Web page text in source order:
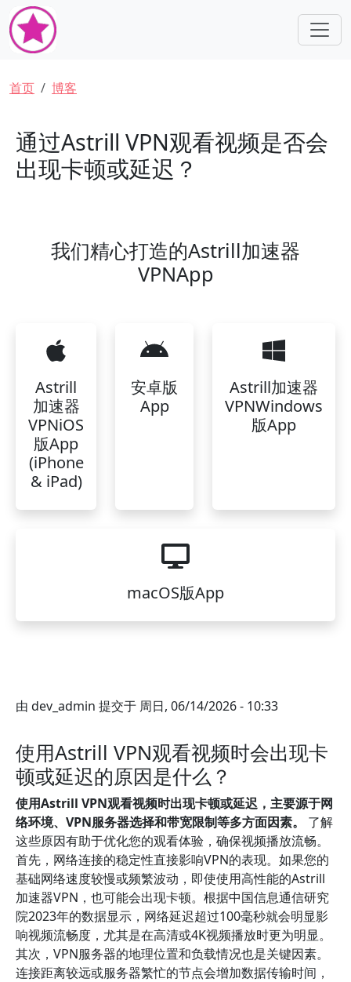
跳转到主要内容
面包屑
首页 博客
通过Astrill VPN观看视频是否会
出现卡顿或延迟？
我们精心打造的Astrill加速器
VPNApp
Astrill
加速器
VPNiOS
版App
(iPhone
& iPad)
安卓版
App
Astrill加速器
VPNWindows
版App
macOS版App
由 dev_admin 提交于 周日, 06/14/2026 - 10:33
使用Astrill VPN观看视频时会出现卡
顿或延迟的原因是什么？
使用Astrill VPN观看视频时出现卡顿或延迟，主要源于网
络环境、VPN服务器选择和带宽限制等多方面因素。
了解
这些原因有助于优化您的观看体验，确保视频播放流畅。
首先，网络连接的稳定性直接影响VPN的表现。如果您的
基础网络速度较慢或频繁波动，即使使用高性能的Astrill
加速器VPN，也可能会出现卡顿。根据中国信息通信研究
院2023年的数据显示，网络延迟超过100毫秒就会明显影
响视频流畅度，尤其是在高清或4K视频播放时更为明显。
其次，VPN服务器的地理位置和负载情况也是关键因素。
连接距离较远或服务器繁忙的节点会增加数据传输时间，